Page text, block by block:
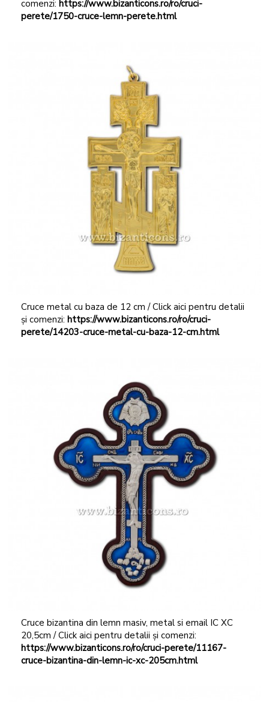
comenzi: https://www.bizanticons.ro/ro/cruci-
perete/1750-cruce-lemn-perete.html
Cruce metal cu baza de 12 cm / Click aici pentru detalii
și comenzi: https://www.bizanticons.ro/ro/cruci-
perete/14203-cruce-metal-cu-baza-12-cm.html
Cruce bizantina din lemn masiv, metal si email IC XC
20,5cm / Click aici pentru detalii și comenzi:
https://www.bizanticons.ro/ro/cruci-perete/11167-
cruce-bizantina-din-lemn-ic-xc-205cm.html